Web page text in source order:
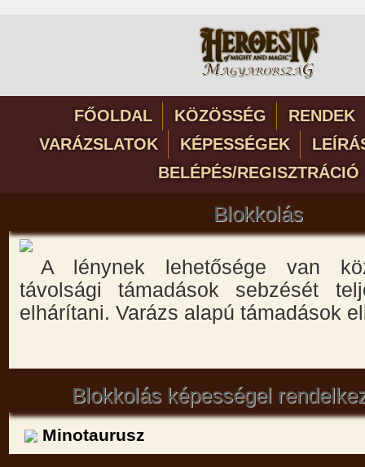
FŐOLDAL KÖZÖSSÉG
RENDEK
VARÁZSLATOK
KÉPESSÉGEK
BELÉPÉS/REGISZTRÁCIÓ
Blokkolás
A lénynek lehetősége van
távolsági támadások sebzését
elhárítani. Varázs alapú támadások
Blokkolás képességel
Minotaurusz